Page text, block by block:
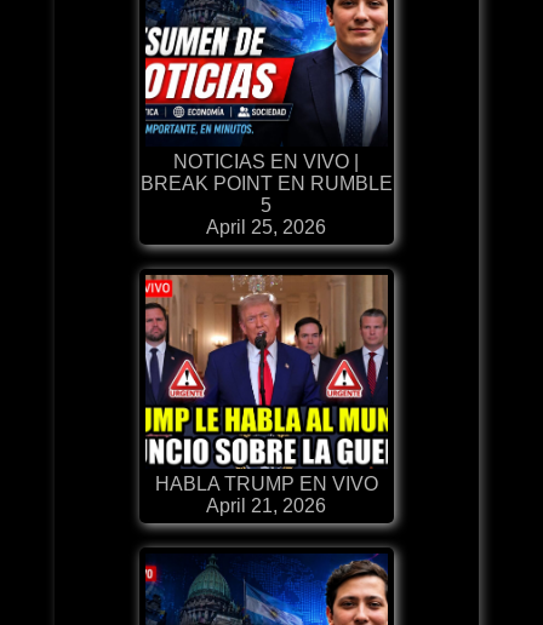
NOTICIAS EN VIVO |
BREAK POINT EN RUMBLE
5
April 25, 2026
HABLA TRUMP EN VIVO
April 21, 2026